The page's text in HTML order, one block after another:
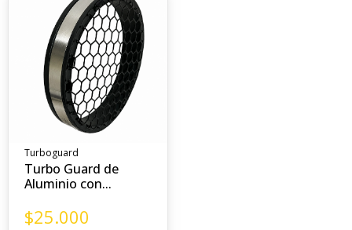
Turboguard
Turbo Guard de
Aluminio con...
$25.000